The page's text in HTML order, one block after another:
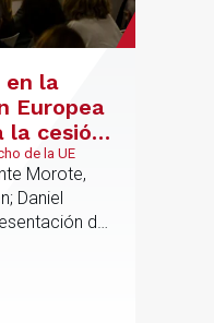
en la
Europea
la cesión
en las
de la UE
Morote,
Daniel
de